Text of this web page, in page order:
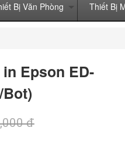
Bị Văn Phòng Thiết Bị
Epson ED-
đ